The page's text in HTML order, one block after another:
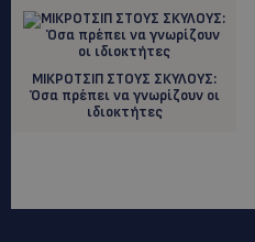
ΜΙΚΡΟΤΣΙΠ ΣΤΟΥΣ ΣΚΥΛΟΥΣ:
Όσα πρέπει να γνωρίζουν οι
ιδιοκτήτες